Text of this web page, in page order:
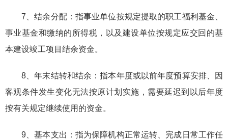
7、结余分配：指事业单位按规定提取的职工福利基金、
事业基金和缴纳的所得税，以及建设单位按规定应交回的基
本建设竣工项目结余资金。
8、年末结转和结余：指本年度或以前年度预算安排、因
客观条件发生变化无法按原计划实施，需要延迟到以后年度
按有关规定继续使用的资金。
9、基本支出：指为保障机构正常运转、完成日常工作任